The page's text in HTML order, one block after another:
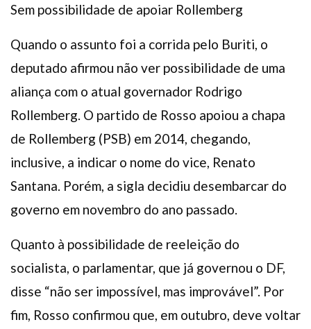
Sem possibilidade de apoiar Rollemberg
Quando o assunto foi a corrida pelo Buriti, o
deputado afirmou não ver possibilidade de uma
aliança com o atual governador Rodrigo
Rollemberg. O partido de Rosso apoiou a chapa
de Rollemberg (PSB) em 2014, chegando,
inclusive, a indicar o nome do vice, Renato
Santana. Porém, a sigla decidiu desembarcar do
governo em novembro do ano passado.
Quanto à possibilidade de reeleição do
socialista, o parlamentar, que já governou o DF,
disse “não ser impossível, mas improvável”. Por
fim, Rosso confirmou que, em outubro, deve voltar